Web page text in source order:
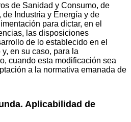
de Sanidad y Consumo, de
Industria y Energía y de
para dictar, en el
las disposiciones
de lo establecido en el
en su caso, para la
cuando esta modificación sea
a la normativa emanada de
Aplicabilidad de